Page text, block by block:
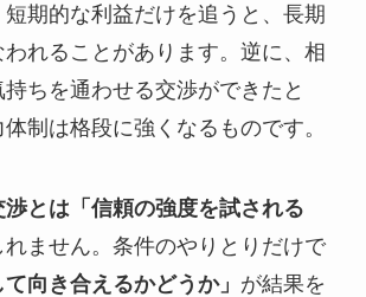
期的な利益だけを追うと、長期
れることがあります。逆に、相
ちを通わせる交渉ができたと
制は格段に強くなるものです。
渉とは「信頼の強度を試される
れません。条件のやりとりだけで
て向き合えるかどうか」 が結果を